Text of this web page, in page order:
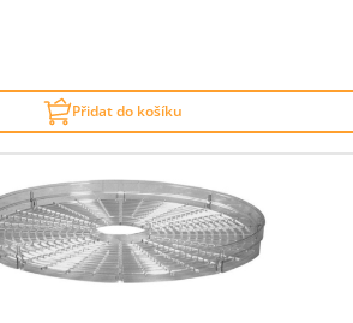
Přidat do košíku